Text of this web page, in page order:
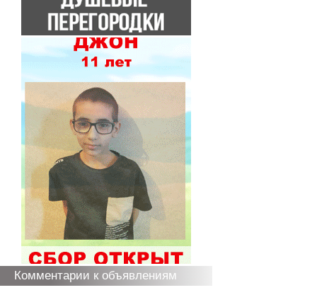
Комментарии к объявлениям